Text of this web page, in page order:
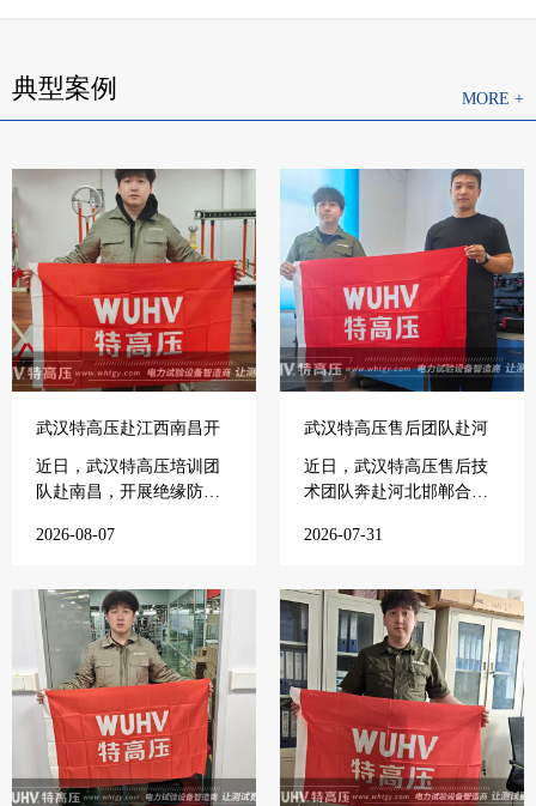
1.我们将按照客户的要求提供相关的技术培训和技术资料
同约定
3.我们保证在15分钟内进行电话指导，由您自行排除设备的
简单故障
典型案例 MORE +
武汉特高压赴江西南昌开
展专项培训
近日，武汉特高压培训团
队赴南昌，开展绝缘防护
2026-08-07
武汉特高压售后团队赴河
北邯郸开展电力培训
近日，武汉特高压售后技
术团队奔赴河北邯郸合作
2026-07-31